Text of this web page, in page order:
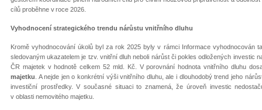
cílů proběhne v roce 2026.
Vyhodnocení strategického trendu nárůstu vnitřního dluhu
Kromě vyhodnocování úkolů byl za rok 2025 byly v rámci Informace vyhodnocován
sledovaným ukazatelem je tzv. vnitřní dluh neboli nárůst či pokles odložených investic
ČR majetek v hodnotě celkem 52 mld. Kč. V porovnání hodnota vnitřního dluhu
majetku . A nejde jen o konkrétní výši vnitřního dluhu, ale i dlouhodobý trend jeho
investiční prostředky. V současné situaci to znamená, že úroveň investic
v oblasti nemovitého majetku.